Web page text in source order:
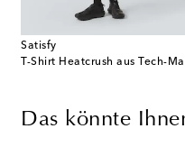
Satisfy
Das könnte